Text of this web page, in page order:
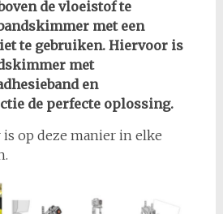
de vloeistof te
met een
te gebruiken. Hiervoor is
met
en
de perfecte oplossing.
op deze manier in elke